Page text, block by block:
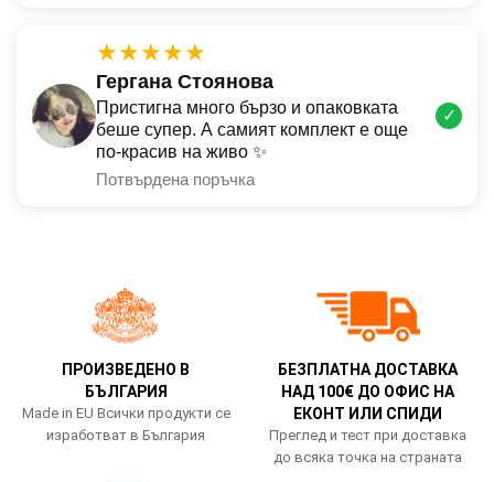
★★★★★
Гергана Стоянова
Пристигна много бързо и опаковката
беше супер. А самият комплект е още
по-красив на живо ✨
Потвърдена поръчка
✓
ПРОИЗВЕДЕНО В
БЪЛГАРИЯ
Made in EU Всички продукти се
изработват в България
БЕЗПЛАТНА ДОСТАВКА
НАД 100€ ДО ОФИС НА
ЕКОНТ ИЛИ СПИДИ
Преглед и тест при доставка
до всяка точка на страната